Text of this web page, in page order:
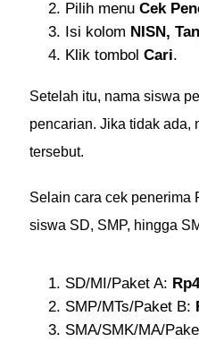
Pilih menu Cek
Isi kolom NISN,
Klik tombol Cari.
Setelah itu, nama siswa
pencarian. Jika tidak ada,
tersebut.
Selain cara cek penerima
siswa SD, SMP, hingga
SD/MI/Paket A:
SMP/MTs/Paket B:
SMA/SMK/MA/